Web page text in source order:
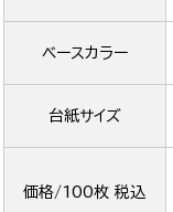
ベースカラー
台紙サイズ
価格/100枚 税込